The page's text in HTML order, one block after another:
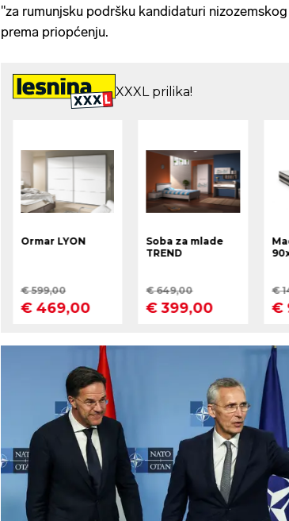
"za rumunjsku podršku kandidaturi
prema priopćenju.